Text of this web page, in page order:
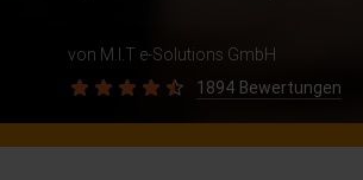
von M.I.T e-Solutions GmbH
1894 Bewertungen